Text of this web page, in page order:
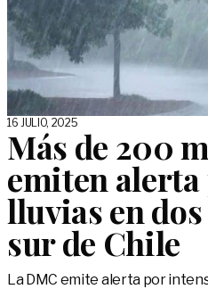
16 JULIO, 2025
Más de 200
emiten
lluvias en
sur de Chile
La DMC emite alerta por